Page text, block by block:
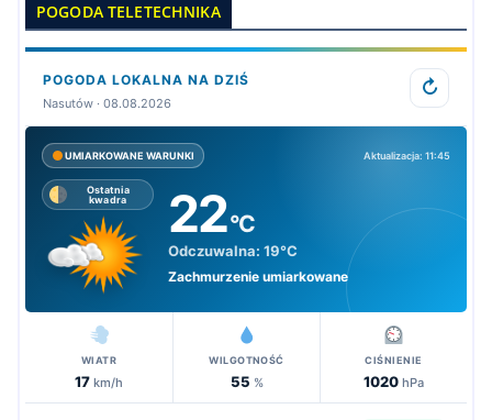
POGODA TELETECHNIKA
POGODA LOKALNA NA DZIŚ
Nasutów · 08.08.2026
↻
UMIARKOWANE WARUNKI Aktualizacja: 11:45
Ostatnia
kwadra
22°C
Odczuwalna: 19°C
Zachmurzenie umiarkowane
WIATR
17 km/h
WILGOTNOŚĆ
55 %
CIŚNIENIE
1020 hPa